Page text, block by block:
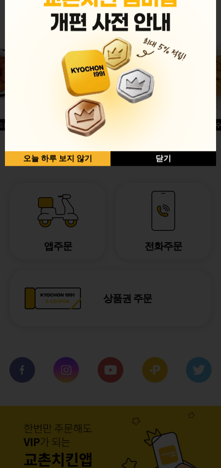
MENU
글윙
반반순살[레드+허니]
허니옥
앱주문 전화주문
상품권 주문
오늘 하루 보지 않기 닫기